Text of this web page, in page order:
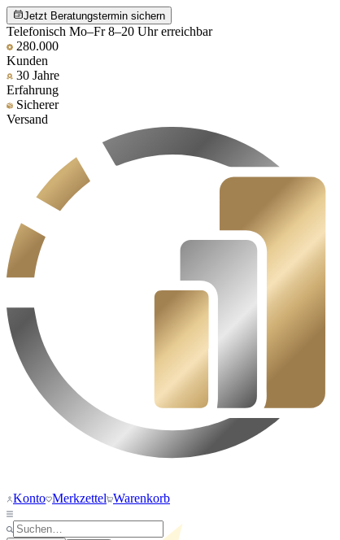
Jetzt Beratungstermin sichern
Telefonisch Mo–Fr 8–20 Uhr erreichbar
280.000
Kunden
30 Jahre
Erfahrung
Sicherer
Versand
Konto Merkzettel Warenkorb